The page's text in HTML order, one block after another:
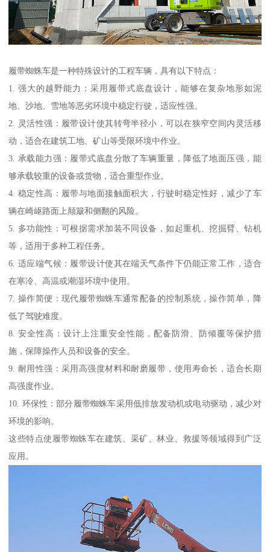
履带蜘蛛车是一种特殊设计的工程车辆，具有以下特点：
1. 强大的越野能力：采用履带式底盘设计，能够在复杂地形如泥
地、沙地、雪地等恶劣环境中稳定行驶，适应性强。
2. 灵活性强：履带设计使其转弯半径小，可以在狭窄空间内灵活移
动，适合在建筑工地、矿山等受限环境中作业。
3. 承载能力强：履带式底盘分散了车辆重量，降低了地面压强，能
够承载较重的设备或货物，适合重型作业。
4. 稳定性高：履带与地面接触面积大，行驶时稳定性好，减少了车
辆在崎岖路面上颠簸和侧翻的风险。
5. 多功能性：可根据需求加装不同设备，如起重机、挖掘臂、钻机
等，适用于多种工程任务。
6. 适应端气候：履带设计使其在端天气条件下仍能正常工作，适合
在寒冷、高温或潮湿环境中使用。
7. 操作简便：现代履带蜘蛛车通常配备的控制系统，操作简单，降
低了驾驶难度。
8. 安全性高：设计上注重安全性能，配备防滑、防倾覆等保护措
施，保障操作人员和设备的安全。
9. 耐用性强：采用高强度材料和耐磨履带，使用寿命长，适合长期
高强度作业。
10. 环保性：部分履带蜘蛛车采用低排放发动机或电动驱动，减少对
环境的影响。
这些特点使履带蜘蛛车在建筑、采矿、林业、救援等领域得到广泛
应用。